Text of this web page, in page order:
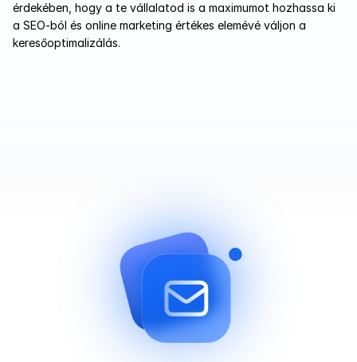
érdekében, hogy a te vállalatod is a maximumot hozhassa ki
a SEO-ból és online marketing értékes elemévé váljon a
keresőoptimalizálás.